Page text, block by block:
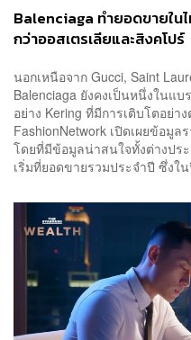
Balenciaga ทำยอดขายใน
กว่าออสเตรเลียและสิงคโปร์
นอกเหนือจาก Gucci, Saint
Balenciaga ยังคงเป็นหนึ่งใน
อย่าง Kering ที่มีการเติบโตอย่า
FashionNetwork เปิดเผยข้อมูล
โดยที่มีข้อมูลน่าสนใจทั้งต่างปร
เริ่มที่ยอดขายรวมประจำปี ซึ่งใ